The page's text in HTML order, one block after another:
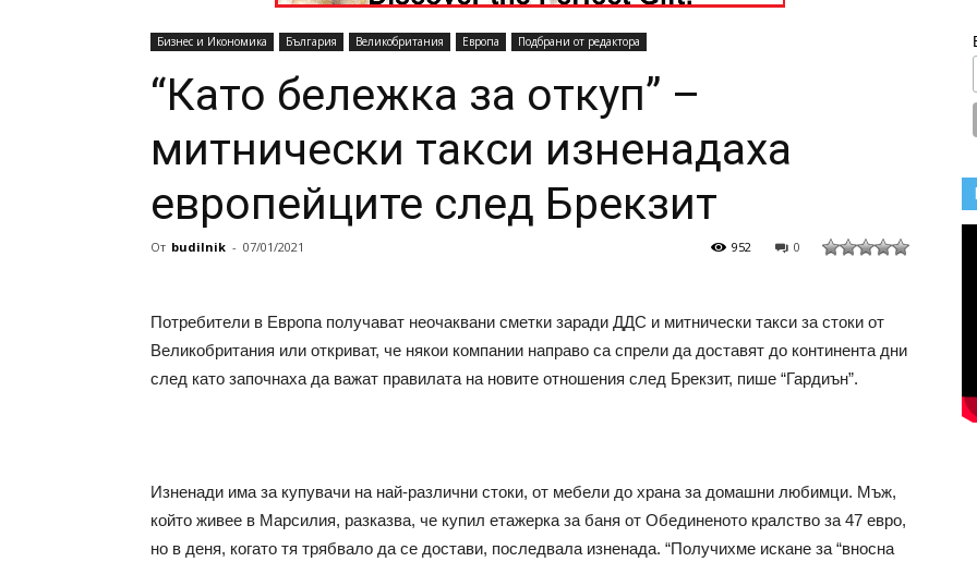
Бизнес и Икономика България Великобритания Европа Подбрани от редактора
“Като бележка за откуп” –
митнически такси изненадаха
европейците след Брекзит
От budilnik - 07/01/2021 0
952
Потребители в Европа получават неочаквани сметки заради ДДС и митнически такси за стоки от
Великобритания или откриват, че някои компании направо са спрели да доставят до континента дни
след като започнаха да важат правилата на новите отношения след Брекзит, пише “Гардиън”.
Изненади има за купувачи на най-различни стоки, от мебели до храна за домашни любимци. Мъж,
който живее в Марсилия, разказва, че купил етажерка за баня от Обединеното кралство за 47 евро,
но в деня, когато тя трябвало да се достави, последвала изненада. “Получихме искане за “вносна